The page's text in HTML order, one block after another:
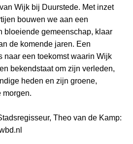
Wijk bij Duurstede. Met inzet
bouwen we aan een
bloeiende gemeenschap, klaar
de komende jaren. Een
naar een toekomst waarin Wijk
bekendstaat om zijn verleden,
heden en zijn groene,
morgen.
Theo van de Kamp: